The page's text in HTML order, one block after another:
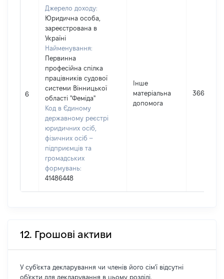
6
Джерело доходу:
Юридична особа,
зареєстрована в
Україні
Найменування:
Первинна
професійна спілка
працівників судової
системи Вінницької
області "Феміда"
Код в Єдиному
державному реєстрі
юридичних осіб,
фізичних осіб –
підприємців та
громадських
формувань:
41486448
Інше
матеріальна
допомога
366
12. Грошові активи
У суб'єкта декларування чи членів його сім'ї відсутні
об'єкти для декларування в цьому розділі.